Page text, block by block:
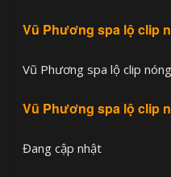
Vũ Phương spa lộ clip
Vũ Phương spa lộ clip
Vũ Phương spa lộ clip
Đang cập nhật